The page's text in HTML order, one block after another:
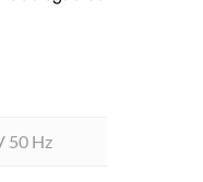
50 Hz